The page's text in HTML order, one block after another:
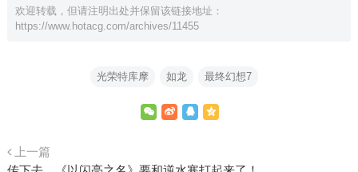
欢迎转载，但请注明出处并保留该链接地址：
https://www.hotacg.com/archives/11455
光荣特库摩 如龙 最终幻想7
上一篇